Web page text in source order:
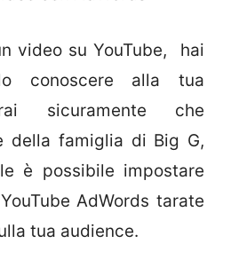
video su YouTube, hai
conoscere alla tua
sicuramente che
della famiglia di Big G,
è possibile impostare
AdWords tarate
tua audience.